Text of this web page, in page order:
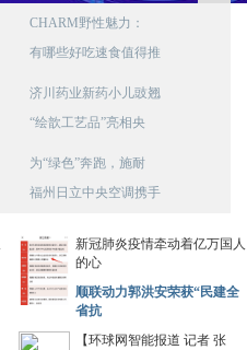
CHARM野性魅力：
有哪些好吃速食值得推
济川药业新药小儿豉翘
“绘歆工艺品”亮相央
为“绿色”奔跑，施耐
福州日立中央空调携手
新冠肺炎疫情牵动着亿万国人
的心
顺联动力郭洪安荣获“民建全
省抗
【环球网智能报道 记者 张